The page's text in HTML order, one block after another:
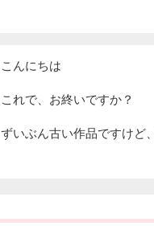
こんにちは
これで、お終いですか？
ずいぶん古い作品ですけど